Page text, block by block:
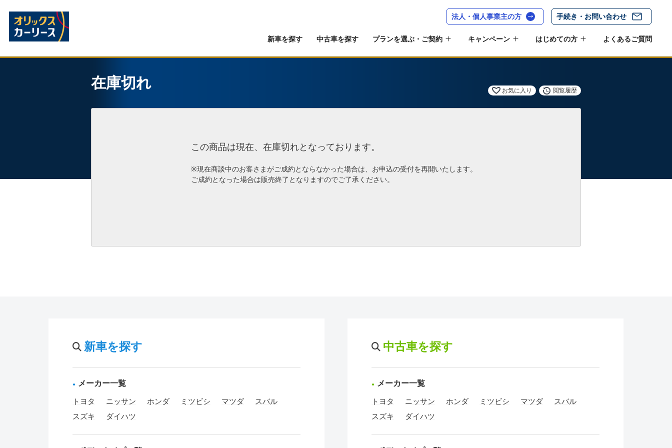
法人・個人事業主の方 手続き・お問い合わせ
新車を探す 中古車を探す プランを選ぶ・ご契約 キャンペーン はじめての方 よくあるご質問
在庫切れ お気に入り 閲覧履歴
この商品は現在、在庫切れとなっております。
※現在商談中のお客さまがご成約とならなかった場合は、お申込の受付を再開いたします。
ご成約となった場合は販売終了となりますのでご了承ください。
新車を探す
メーカー一覧
トヨタ ニッサン ホンダ ミツビシ マツダ
スバル
スズキ
ダイハツ
中古車を探す
メーカー一覧
トヨタ ニッサン ホンダ ミツビシ マツダ
スバル
スズキ
ダイハツ